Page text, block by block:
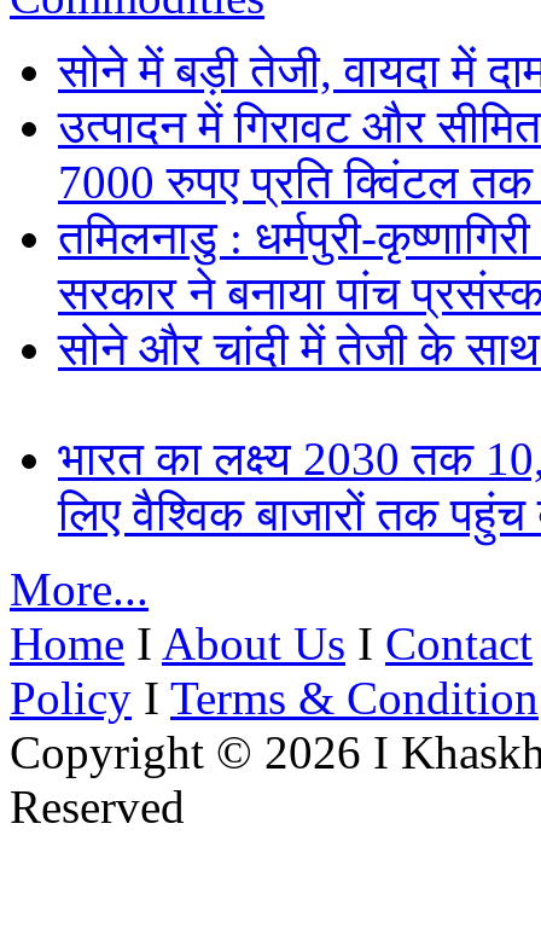
सोने में बड़ी तेजी, वायदा में
उत्पादन में गिरावट और
7000 रुपए प्रति क्विंटल
तमिलनाडु : धर्मपुरी-
सरकार ने बनाया पांच
सोने और चांदी में तेजी के
भारत का लक्ष्य 2030 तक
लिए वैश्विक बाजारों तक पहुंच
More...
Home I About Us I Contact
Policy I Terms & Condition
Copyright © 2026 I
Reserved